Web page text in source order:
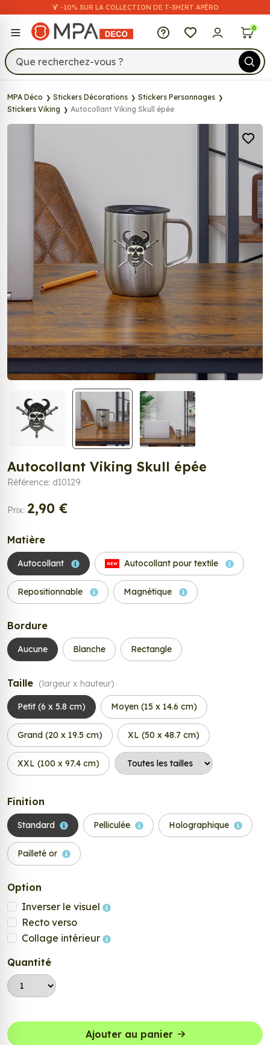
🍹 -10% SUR LA COLLECTION DE T-SHIRT APÉRO
MPA Déco 0
MPA Déco Stickers Décorations
Stickers Personnages
Stickers Viking
Autocollant Viking Skull épée
Autocollant Viking Skull épée
Référence: d10129
Prix: 2,90 €
Matière
Autocollant NEW Autocollant pour textile
Repositionnable Magnétique
Bordure
Aucune Blanche Rectangle
Taille (largeur x hauteur)
Petit (6 x 5.8 cm) Moyen (15 x 14.6 cm)
Grand (20 x 19.5 cm) XL (50 x 48.7 cm)
XXL (100 x 97.4 cm)
Finition
Standard Pelliculée Holographique
Pailleté or
Option
Inverser le visuel
Recto verso
Collage intérieur
Quantité
Ajouter au panier